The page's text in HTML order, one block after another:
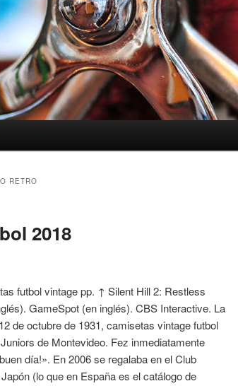
RETRO
2018
futbol vintage pp. ↑ Silent Hill 2: Restless
GameSpot (en inglés). CBS Interactive. La
de octubre de 1931, camisetas vintage futbol
de Montevideo. Fez inmediatamente
día!». En 2006 se regalaba en el Club
(lo que en España es el catálogo de